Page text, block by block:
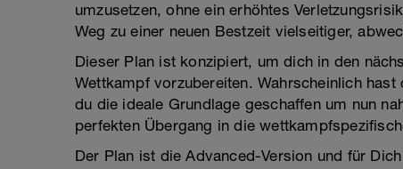
umzusetzen, ohne ein erhöhtes
Weg zu einer neuen Bestzeit vielseitiger,
Dieser Plan ist konzipiert, um dich in den
Wettkampf vorzubereiten. Wahrscheinlich
du die ideale Grundlage geschaffen um nun
perfekten Übergang in die
Der Plan ist die Advanced-Version und für